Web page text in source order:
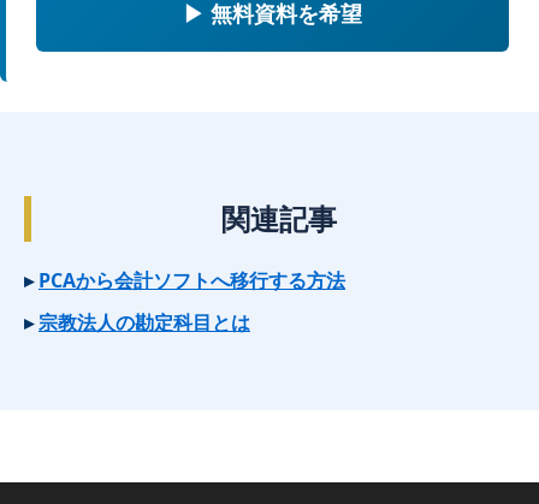
▶ 無料資料を希望
関連記事
PCAから会計ソフトへ移行する方法
宗教法人の勘定科目とは